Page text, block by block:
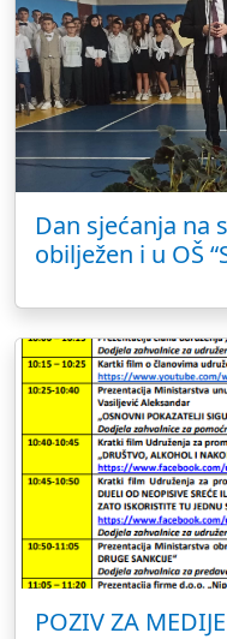
Dan sjećanja na
obilježen i u OŠ
POZIV ZA